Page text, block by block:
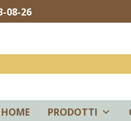
08-26
HOME PRODOTTI